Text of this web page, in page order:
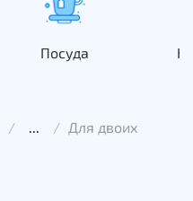
Посуда
... Для двоих